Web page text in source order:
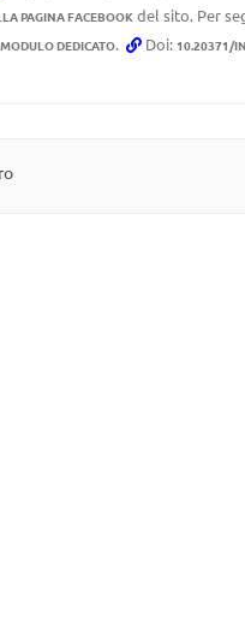
PAGINA FACEBOOKdel sito. Per
MODULO DEDICATO. Doi: 10.20371/